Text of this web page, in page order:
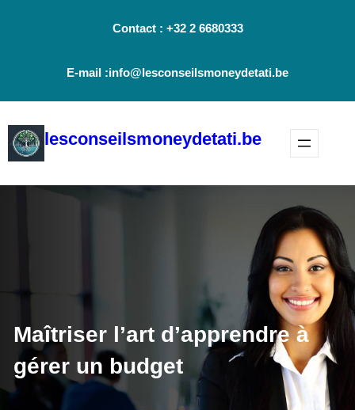
Contact : +32 2 6680333
E-mail :info@lesconseilsmoneydetati.be
lesconseilsmoneydetati.be
Maîtriser l’art d’apprendre à
gérer un budget